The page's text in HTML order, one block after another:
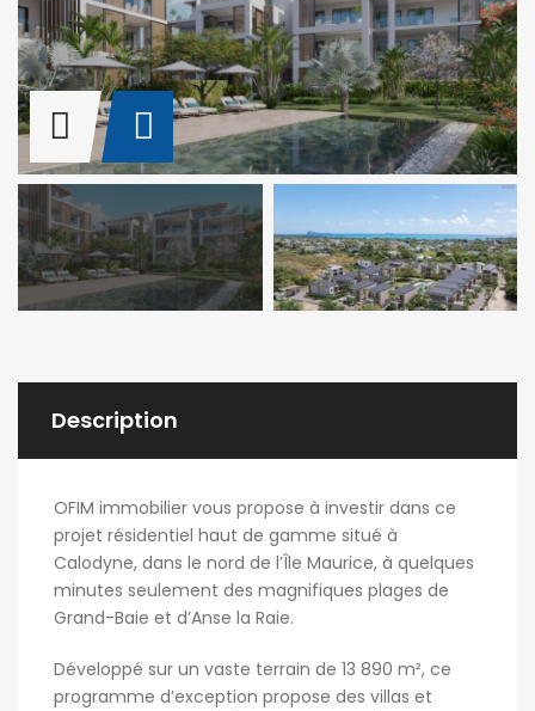
Description
OFIM immobilier vous propose à investir dans ce
projet résidentiel haut de gamme situé à
Calodyne, dans le nord de l’Île Maurice, à quelques
minutes seulement des magnifiques plages de
Grand-Baie et d’Anse la Raie.
Développé sur un vaste terrain de 13 890 m², ce
programme d’exception propose des villas et